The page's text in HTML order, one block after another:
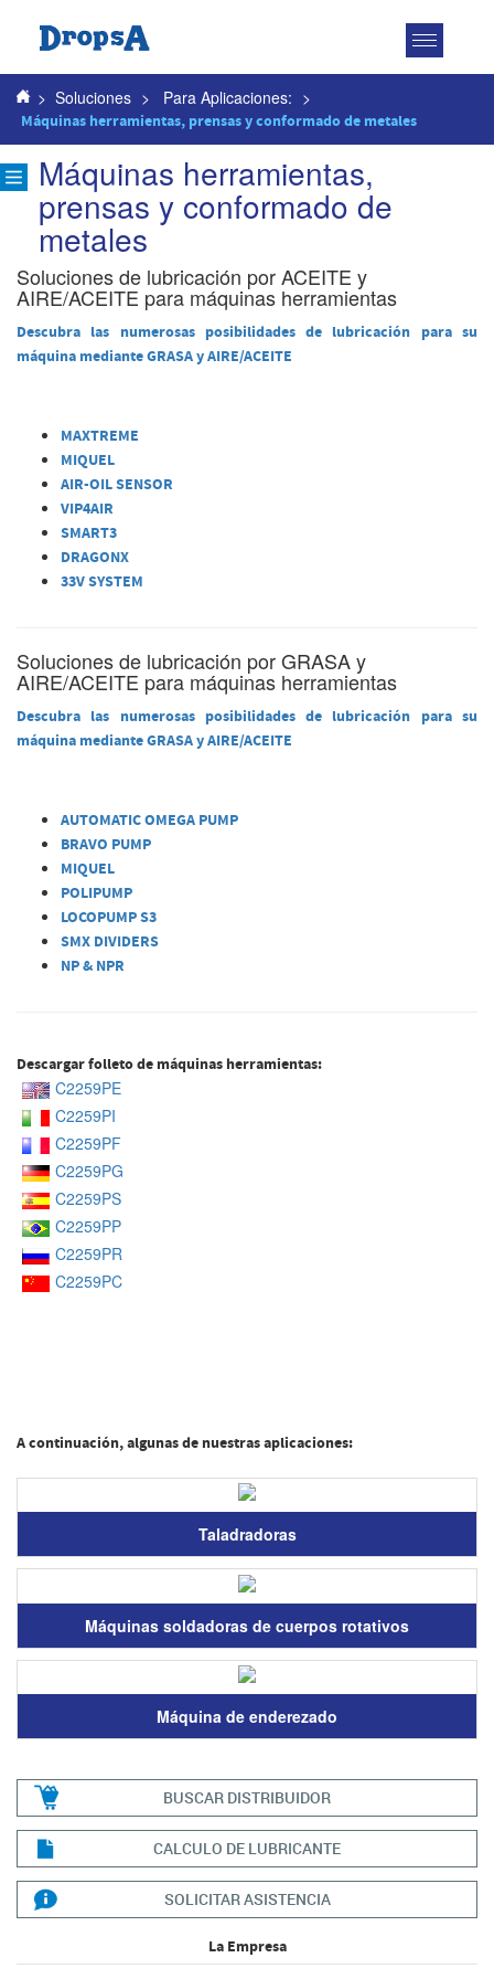
Toggle
> Soluciones > Para Aplicaciones: >
Máquinas herramientas, prensas y conformado de metales
Máquinas herramientas,
prensas y conformado de
metales
Soluciones de lubricación por ACEITE y
AIRE/ACEITE para máquinas herramientas
Descubra las numerosas posibilidades de lubricación para su
máquina mediante GRASA y AIRE/ACEITE
MAXTREME
MIQUEL
AIR-OIL SENSOR
VIP4AIR
SMART3
DRAGONX
33V SYSTEM
Soluciones de lubricación por GRASA y
AIRE/ACEITE para máquinas herramientas
Descubra las numerosas posibilidades de lubricación para su
máquina mediante GRASA y AIRE/ACEITE
AUTOMATIC OMEGA PUMP
BRAVO PUMP
MIQUEL
POLIPUMP
LOCOPUMP S3
SMX DIVIDERS
NP & NPR
Descargar folleto de máquinas herramientas:
C2259PE
C2259PI
C2259PF
C2259PG
C2259PS
C2259PP
C2259PR
C2259PC
A continuación, algunas de nuestras aplicaciones:
Taladradoras
Máquinas soldadoras de cuerpos rotativos
Máquina de enderezado
BUSCAR DISTRIBUIDOR
CALCULO DE LUBRICANTE
SOLICITAR ASISTENCIA
La Empresa